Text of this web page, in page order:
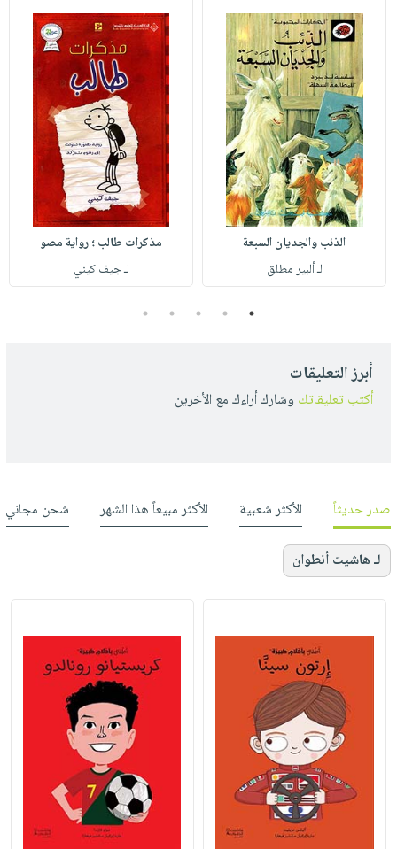
الذئب والجديان السبعة
لـ ألبير مطلق
مذكرات طالب ؛ رواية مصو
لـ جيف كيني
1
2
3
4
5
أبرز التعليقات
أكتب تعليقاتك وشارك أراءك مع الأخرين
صدر حديثاً الأكثر شعبية الأكثر مبيعاً هذا الشهر شحن مجاني
لـ هاشيت أنطوان